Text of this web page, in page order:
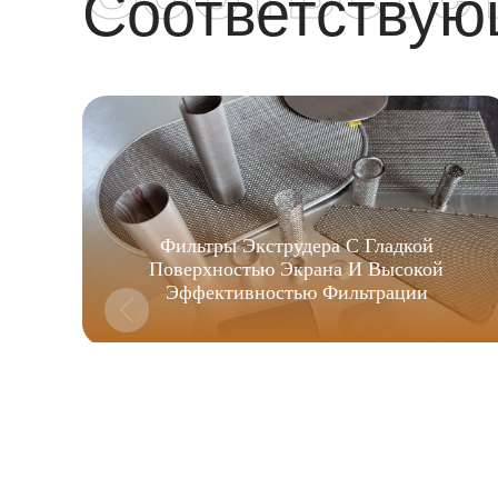
Фильтры Экструдера С Гладкой
Поверхностью Экрана И Высокой
Эффективностью Фильтрации